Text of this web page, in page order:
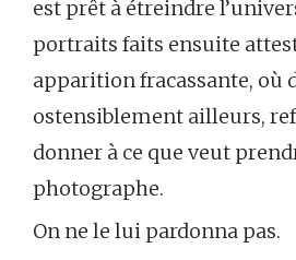
est prêt à étreindre
portraits faits ensuite
apparition fracassante, où
ostensiblement ailleurs,
donner à ce que veut
photographe.
On ne le lui pardonna pas.